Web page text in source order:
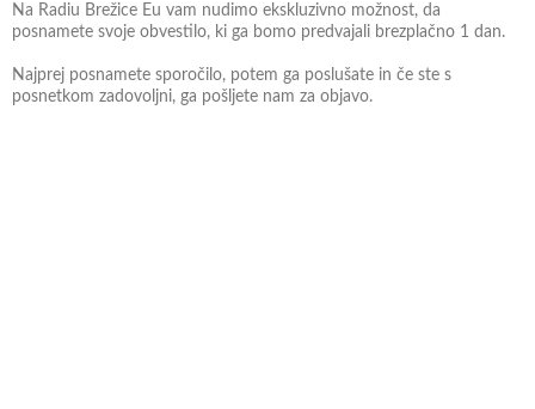
Na Radiu Brežice Eu vam nudimo ekskluzivno možnost, da
posnamete svoje obvestilo, ki ga bomo predvajali brezplačno 1 dan.
Najprej posnamete sporočilo, potem ga poslušate in če ste s
posnetkom zadovoljni, ga pošljete nam za objavo.